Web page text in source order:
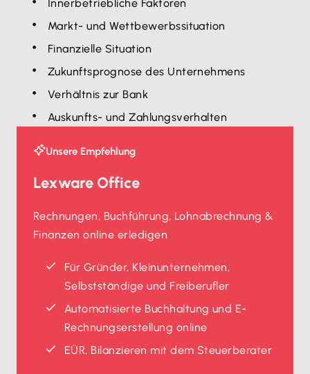
Innerbetriebliche Faktoren
Markt- und Wettbewerbssituation
Finanzielle Situation
Zukunftsprognose des Unternehmens
Verhältnis zur Bank
Auskunfts- und Zahlungsverhalten
Unsere Empfehlung
Lexware Office
Rechnungen, Buchführung, Lohnabrechnung &
Finanzen online erledigen
Für Gründer, Kleinunternehmen,
Selbstständige und Freiberufler
Automatisierte Buchhaltung und E-
Rechnungserstellung online
EÜR, Bilanzieren mit dem Steuerberater